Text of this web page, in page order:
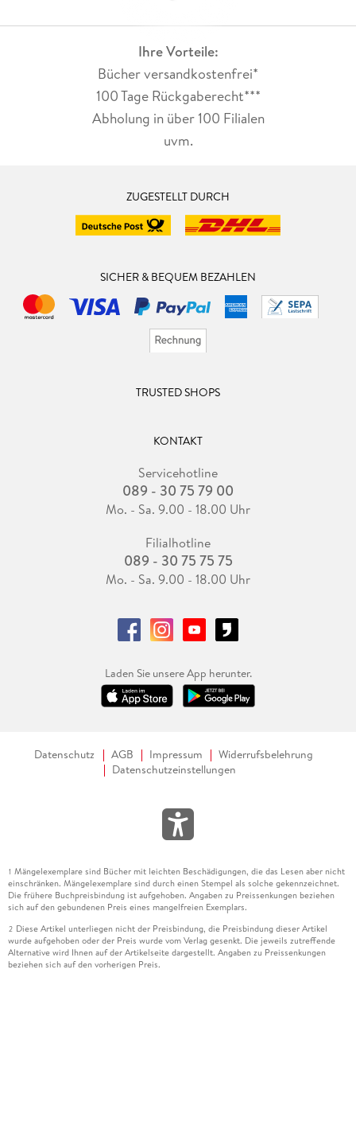
Ihre Vorteile:
Bücher versandkostenfrei*
100 Tage Rückgaberecht***
Abholung in über 100 Filialen
uvm.
ZUGESTELLT DURCH
SICHER & BEQUEM BEZAHLEN
TRUSTED SHOPS
KONTAKT
Servicehotline
089 - 30 75 79 00
Mo. - Sa. 9.00 - 18.00 Uhr
Filialhotline
089 - 30 75 75 75
Mo. - Sa. 9.00 - 18.00 Uhr
Laden Sie unsere App herunter.
Datenschutz AGB Impressum
Widerrufsbelehrung
Datenschutzeinstellungen
1 Mängelexemplare sind Bücher mit leichten Beschädigungen, die das Lesen aber nicht
einschränken. Mängelexemplare sind durch einen Stempel als solche gekennzeichnet.
Die frühere Buchpreisbindung ist aufgehoben. Angaben zu Preissenkungen beziehen
sich auf den gebundenen Preis eines mangelfreien Exemplars.
2 Diese Artikel unterliegen nicht der Preisbindung, die Preisbindung dieser Artikel
wurde aufgehoben oder der Preis wurde vom Verlag gesenkt. Die jeweils zutreffende
Alternative wird Ihnen auf der Artikelseite dargestellt. Angaben zu Preissenkungen
beziehen sich auf den vorherigen Preis.